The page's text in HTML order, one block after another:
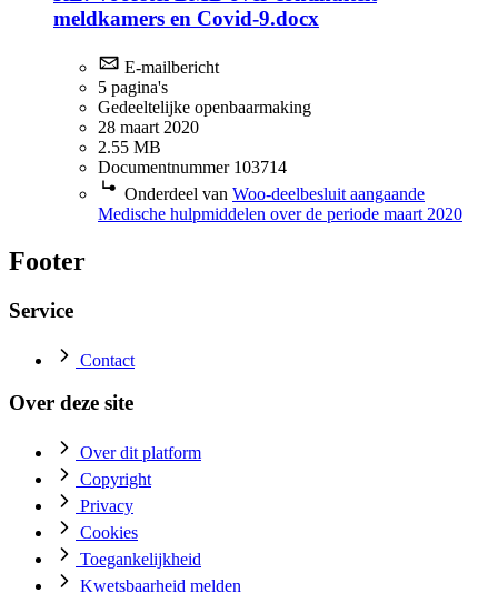
meldkamers en Covid-9.docx
E-mailbericht
5 pagina's
Gedeeltelijke openbaarmaking
28 maart 2020
2.55 MB
Documentnummer 103714
Onderdeel van Woo-deelbesluit aangaande
Medische hulpmiddelen over de periode maart 2020
Footer
Service
Contact
Over deze site
Over dit platform
Copyright
Privacy
Cookies
Toegankelijkheid
Kwetsbaarheid melden